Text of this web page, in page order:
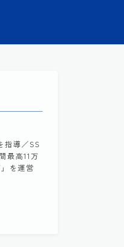
指導／SS
最高11万
を運営